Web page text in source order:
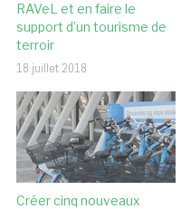
RAVeL et en faire le
support d’un tourisme de
terroir
18 juillet 2018
Créer cinq nouveaux